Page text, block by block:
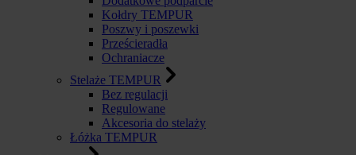
Kołdry TEMPUR
Poszwy i poszewki
Prześcieradła
Ochraniacze
Stelaże TEMPUR
Bez regulacji
Regulowane
Akcesoria do stelaży
Łóżka TEMPUR